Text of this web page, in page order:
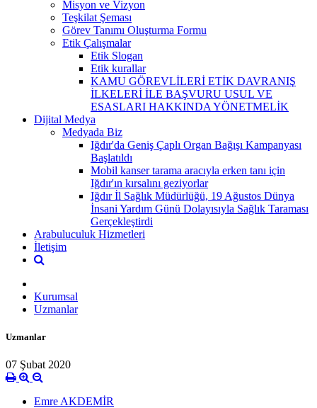
Misyon ve Vizyon
Teşkilat Şeması
Görev Tanımı Oluşturma Formu
Etik Çalışmalar
Etik Slogan
Etik kurallar
KAMU GÖREVLİLERİ ETİK DAVRANIŞ
İLKELERİ İLE BAŞVURU USUL VE
ESASLARI HAKKINDA YÖNETMELİK
Dijital Medya
Medyada Biz
Iğdır'da Geniş Çaplı Organ Bağışı Kampanyası
Başlatıldı
Mobil kanser tarama aracıyla erken tanı için
Iğdır'ın kırsalını geziyorlar
Iğdır İl Sağlık Müdürlüğü, 19 Ağustos Dünya
İnsani Yardım Günü Dolayısıyla Sağlık Taraması
Gerçekleştirdi
Arabuluculuk Hizmetleri
İletişim
Kurumsal
Uzmanlar
Uzmanlar
07 Şubat 2020
Emre AKDEMİR